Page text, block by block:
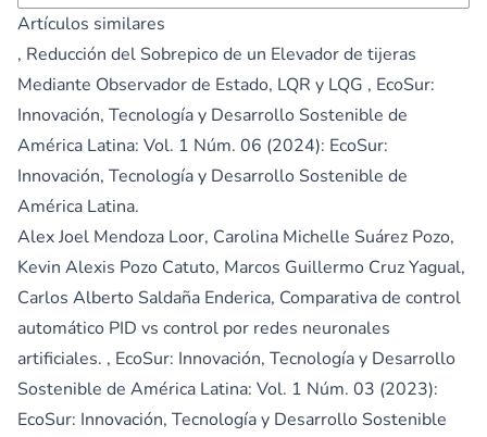
Artículos similares
, Reducción del Sobrepico de un Elevador de tijeras
Mediante Observador de Estado, LQR y LQG , EcoSur:
Innovación, Tecnología y Desarrollo Sostenible de
América Latina: Vol. 1 Núm. 06 (2024): EcoSur:
Innovación, Tecnología y Desarrollo Sostenible de
América Latina.
Alex Joel Mendoza Loor, Carolina Michelle Suárez Pozo,
Kevin Alexis Pozo Catuto, Marcos Guillermo Cruz Yagual,
Carlos Alberto Saldaña Enderica, Comparativa de control
automático PID vs control por redes neuronales
artificiales. , EcoSur: Innovación, Tecnología y Desarrollo
Sostenible de América Latina: Vol. 1 Núm. 03 (2023):
EcoSur: Innovación, Tecnología y Desarrollo Sostenible